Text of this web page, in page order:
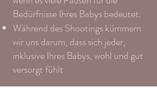
Bedürfnisse Ihres Babys bedeutet.
Während des Shootings kümmern
wir uns darum, dass sich jeder,
inklusive Ihres Babys, wohl und gut
versorgt fühlt